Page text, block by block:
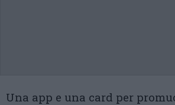
Una app e una card per